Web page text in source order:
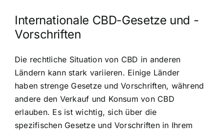
Internationale CBD-Gesetze und -
Vorschriften
Die rechtliche Situation von CBD in anderen
Ländern kann stark variieren. Einige Länder
haben strenge Gesetze und Vorschriften, während
andere den Verkauf und Konsum von CBD
erlauben. Es ist wichtig, sich über die
spezifischen Gesetze und Vorschriften in Ihrem